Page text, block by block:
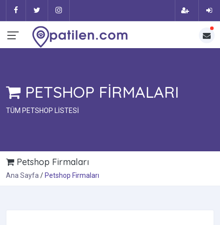
PETSHOP FİRMALARI
TÜM PETSHOP LİSTESİ
Petshop Firmaları
Ana Sayfa Petshop Firmaları